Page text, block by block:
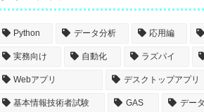
Python データ分析 応用編
実務向け 自動化 ラズパイ
Webアプリ デスクトップアプリ
基本情報技術者試験 GAS デー